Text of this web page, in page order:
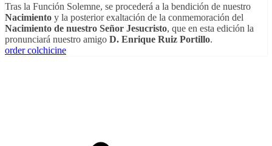
Tras la Función Solemne, se procederá a la bendición de nuestro
Nacimiento y la posterior exaltación de la conmemoración del
Nacimiento de nuestro Señor Jesucristo, que en esta edición la
pronunciará nuestro amigo D. Enrique Ruiz Portillo.
order colchicine